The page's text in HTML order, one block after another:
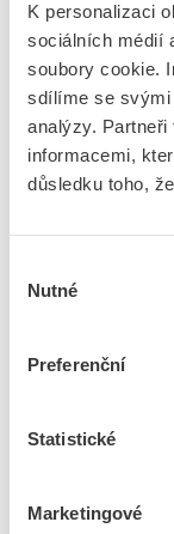
K personalizaci
sociálních médií
soubory cookie.
sdílíme se svými
analýzy.
informacemi,
důsledku toho,
souhlasu
Nutné
Preferenční
Statistické
Marketingové
Kód
EAN
Kód
Cena s DPH
ks
Přidat k porovnání
K2
Kód